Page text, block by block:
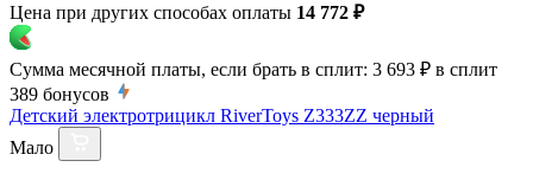
Цена при других способах оплаты 14 772 ₽
Сумма месячной платы, если брать в сплит: 3 693 ₽ в сплит
389 бонусов
Детский электротрицикл RiverToys Z333ZZ черный
Мало